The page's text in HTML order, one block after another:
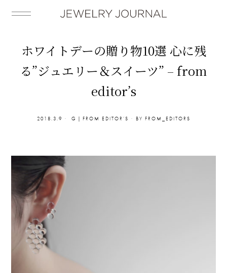
ホワイトデーの贈り物10選 心に残
る”ジュエリー＆スイーツ” – from
editor’s
2018.3.9 G｜FROM EDITOR’S BY FROM_EDITORS